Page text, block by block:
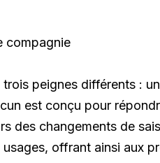
peignes différents :
est conçu pour
des changements de
offrant ainsi aux